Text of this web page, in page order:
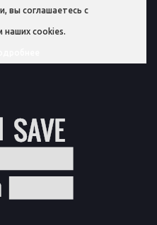
вы соглашаетесь с
наших cookies.